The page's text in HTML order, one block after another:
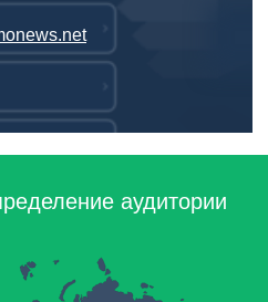
аудитории